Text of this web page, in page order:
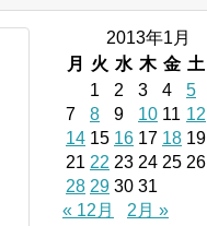
2013年1月
月
火 水 木 金 土
1
2 3 4 5
7
8 9 10 11 12
14 15 16 17 18 19
21 22 23 24 25 26
28 29 30 31
« 12月
2月 »